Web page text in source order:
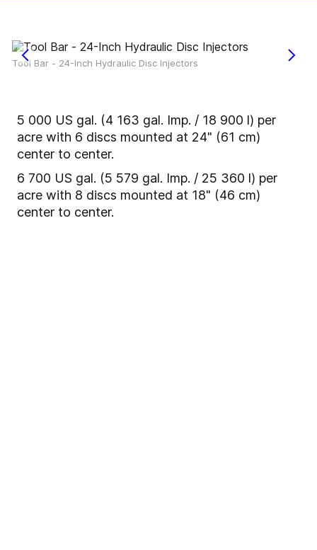
Tool Bar - 24-Inch Hydraulic Disc Injectors
5 000 US gal. (4 163 gal. Imp. / 18 900 l) per
acre with 6 discs mounted at 24" (61 cm)
center to center.
6 700 US gal. (5 579 gal. Imp. / 25 360 l) per
acre with 8 discs mounted at 18" (46 cm)
center to center.